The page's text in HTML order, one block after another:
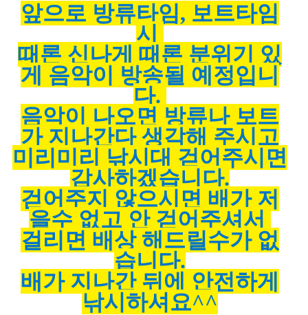
앞으로 방류타임, 보트타임
시
때론 신나게 때론 분위기 있
게 음악이 방송될 예정입니
다.
음악이 나오면 방류나 보트
가 지나간다 생각해 주시고
미리미리 낚시대 걷어주시면
감사하겠습니다.
걷어주지 않으시면 배가 저
을수 없고 안 걷어주셔서
걸리면 배상 해드릴수가 없
습니다.
배가 지나간 뒤에 안전하게
낚시하셔요^^